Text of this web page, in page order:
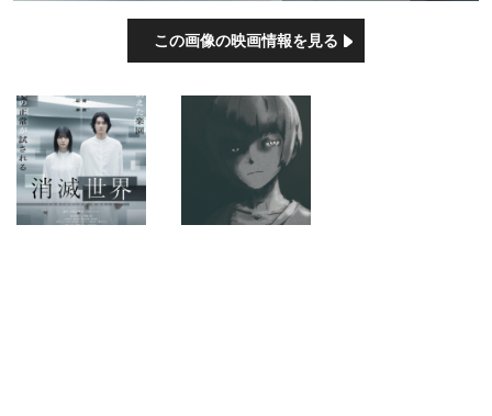
この画像の映画情報を見る